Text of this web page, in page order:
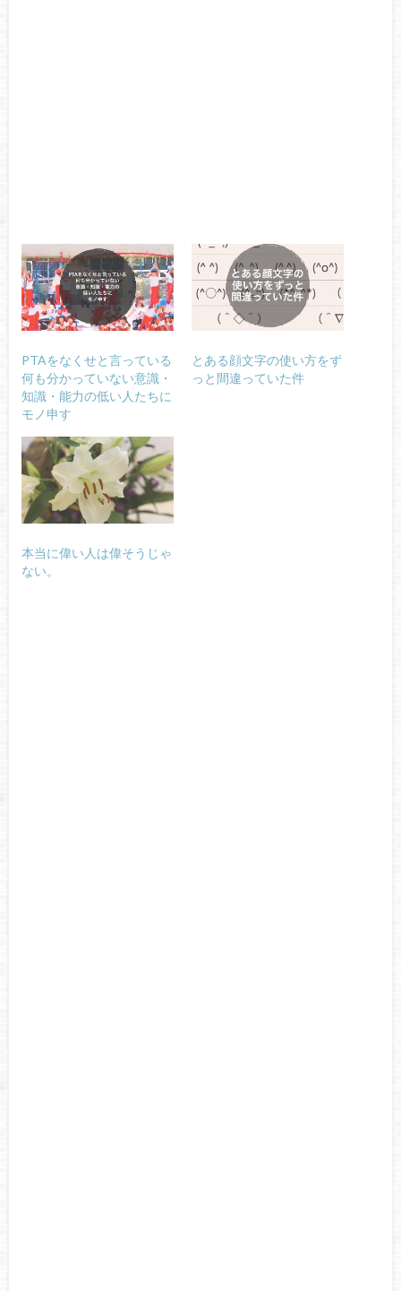
PTAをなくせと言っている
何も分かっていない意識・
知識・能力の低い人たちに
モノ申す
とある顔文字の使い方をず
っと間違っていた件
本当に偉い人は偉そうじゃ
ない。